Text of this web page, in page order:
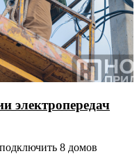
электропередач
8 домов